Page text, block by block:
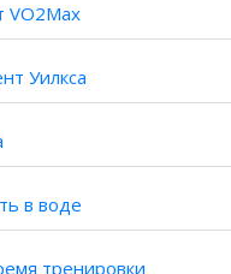
Уилкса
в воде
тренировки